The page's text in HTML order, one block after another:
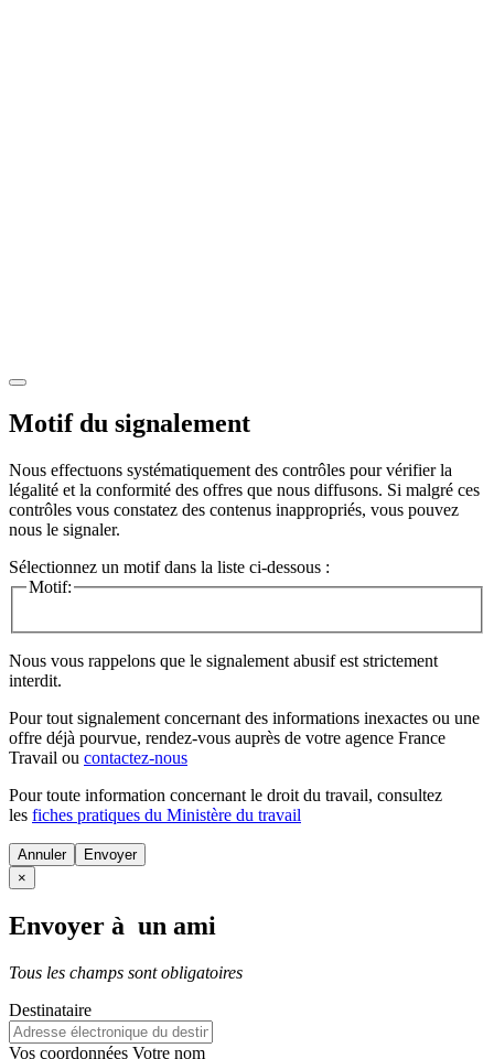
Motif du signalement
Nous effectuons systématiquement des contrôles pour vérifier la
légalité et la conformité des offres que nous diffusons. Si malgré ces
contrôles vous constatez des contenus inappropriés, vous pouvez
nous le signaler.
Sélectionnez un motif dans la liste ci-dessous :
Motif:
Nous vous rappelons que le signalement abusif est strictement
interdit.
Pour tout signalement concernant des informations inexactes ou une
offre déjà pourvue, rendez-vous auprès de votre agence France
Travail ou contactez-nous
Pour toute information concernant le droit du travail, consultez
les fiches pratiques du Ministère du travail
Annuler
×
Envoyer à un ami
Tous les champs sont obligatoires
Destinataire
Vos coordonnées Votre nom